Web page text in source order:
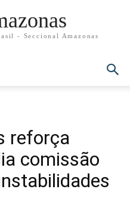
- Seccional Amazonas
reforça
comissão